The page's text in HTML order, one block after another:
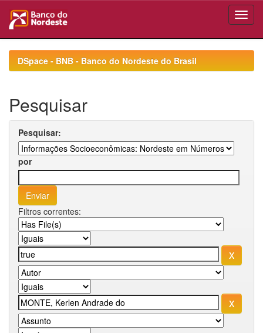
navigationDSpace - BNB - Banco do Nordeste do Brasil
Pesquisar
Pesquisar:
por
Filtros correntes: